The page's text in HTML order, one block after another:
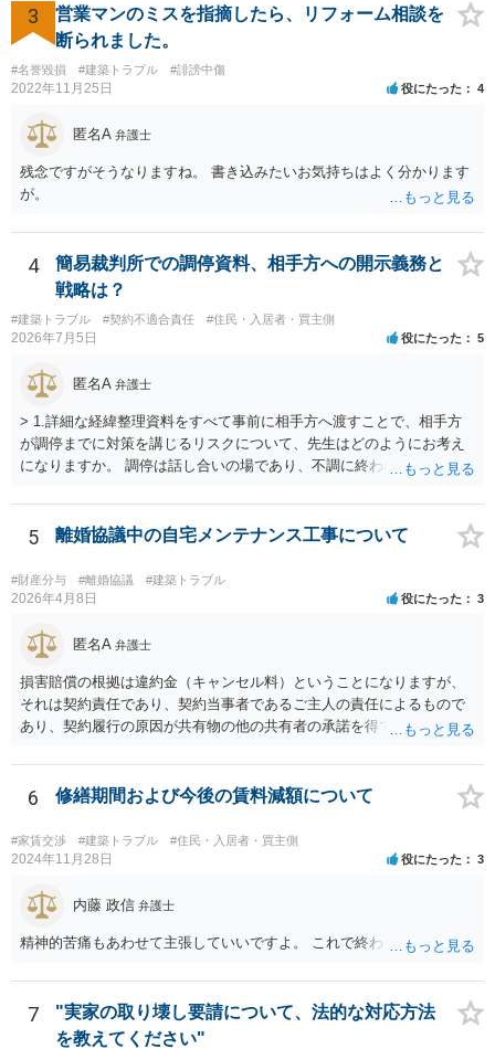
方の立場としても、裁判を起こす時間や労力、経済的コストその他裁
判が終わるまでキャッシュが入ってこないことなどがネックになり得
るでしょうから、減額に応じてくる可能性は大いにあるかと思いま
す。
3
営業マンのミスを指摘したら、リフォーム相談を
断られました。
#名誉毀損 #建築トラブル #誹謗中傷
2022年11月25日 役にたった 4
匿名A 弁護士
残念ですがそうなりますね。 書き込みたいお気持ちはよく分かります
が。
4
簡易裁判所での調停資料、相手方への開示義務と
戦略は？
#建築トラブル #契約不適合責任 #住民・入居者・買主側
2026年7月5日 役にたった 5
匿名A 弁護士
> 1.詳細な経緯整理資料をすべて事前に相手方へ渡すことで、相手方
が調停までに対策を講じるリスクについて、先生はどのようにお考え
になりますか。 調停は話し合いの場であり、不調に終われば訴訟で解
いう姑息な手段は使えませんし、公平かつ納得のできる解決というの
は、当事者と裁判所が同じ主張と証拠関係を踏まえた上で初めて実現
できるものだと考えます。 > 2.また、開示する範囲や内容の見せ方に
ついて、何か工夫できる点があればご教示いただけますでしょうか。
弁護士によって考え方が異なるかもしれませんが、資料の一部を相手
にとって不利な事実が隠されているという推認を働かせることに繋が
るリスクがあります（もちろん、争点と全く無関係な部分をマスキン
グ等することはありますが、それは手続戦略とは別の問題です）。 裁
判所は公平な第三者であり、調停委員会に与える心証も考慮する必要
があります。手続を有利に進めたいのであれば、証拠の出し方より
回提出を予定している資料がどのようなものであるのか、争点とどの
て具体的なに採るべき手段は変わってくるため、上記はあくまで個別
事情を踏まえない一般論としてご理解いただき、本件でどのように対
ます。
5 離婚協議中の自宅メンテナンス工事について
#財産分与 #離婚協議 #建築トラブル
2026年4月8日 役にたった 3
匿名A 弁護士
損害賠償の根拠は違約金（キャンセル料）ということになりますが、
それは契約責任であり、契約当事者であるご主人の責任によるもので
あり、契約履行の原因が共有物の他の共有者の承諾を得ていなかった
るべきものであり、奥さんが負担すべき債務ではありません。つまり
奥さんにメンテナンス工事契約を承諾しなければならない義務はあり
ません。 それでも請求をされましたら、個別の法律相談をされること
をお薦めします。
6 修繕期間および今後の賃料減額について
#家賃交渉 #建築トラブル #住民・入居者・買主側
2024年11月28日 役にたった 3
内藤 政信 弁護士
精神的苦痛もあわせて主張していいですよ。 これで終わります。
7
"実家の取り壊し要請について、法的な対応方法
を教えてください"